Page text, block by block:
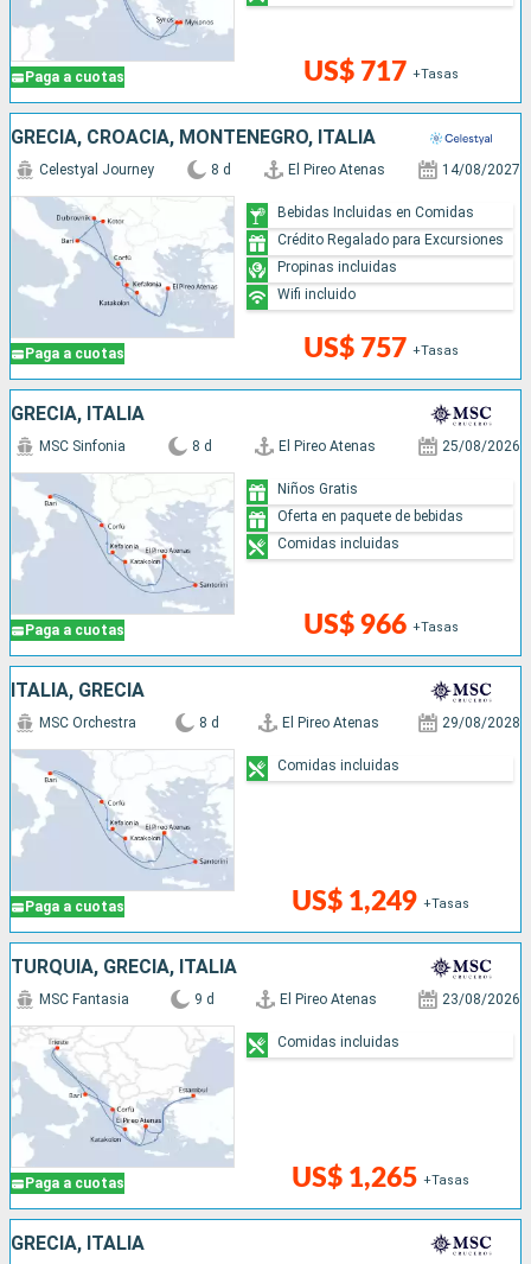
Paga a cuotas US$ 717 +Tasas
GRECIA, CROACIA, MONTENEGRO, ITALIA
Paga a cuotas
Celestyal Journey 8 d El Pireo Atenas 14/08/2027
US$ 757 +Tasas
Bebidas Incluidas en Comidas
Crédito Regalado para Excursiones
Propinas incluidas
Wifi incluido
GRECIA, ITALIA
Paga a cuotas
MSC Sinfonia 8 d El Pireo Atenas 25/08/2026
US$ 966 +Tasas
Niños Gratis
Oferta en paquete de bebidas
Comidas incluidas
ITALIA, GRECIA
Paga a cuotas
MSC Orchestra 8 d El Pireo Atenas 29/08/2028
US$ 1,249 +Tasas
Comidas incluidas
TURQUÍA, GRECIA, ITALIA
Paga a cuotas
MSC Fantasia 9 d El Pireo Atenas 23/08/2026
US$ 1,265 +Tasas
Comidas incluidas
GRECIA, ITALIA